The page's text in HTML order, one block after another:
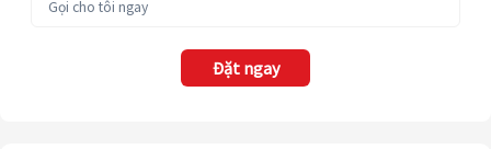
Đặt ngay